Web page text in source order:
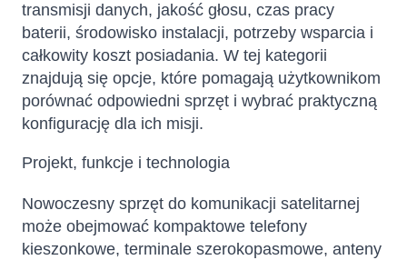
transmisji danych, jakość głosu, czas pracy
baterii, środowisko instalacji, potrzeby wsparcia i
całkowity koszt posiadania. W tej kategorii
znajdują się opcje, które pomagają użytkownikom
porównać odpowiedni sprzęt i wybrać praktyczną
konfigurację dla ich misji.
Projekt, funkcje i technologia
Nowoczesny sprzęt do komunikacji satelitarnej
może obejmować kompaktowe telefony
kieszonkowe, terminale szerokopasmowe, anteny